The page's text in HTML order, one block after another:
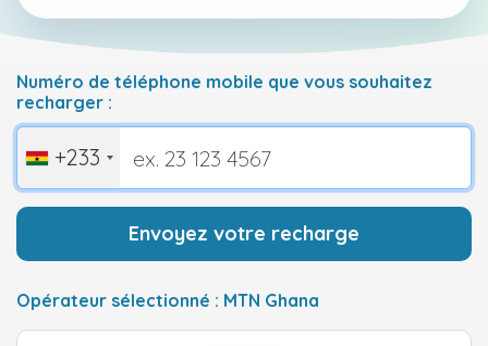
Numéro de téléphone mobile que vous souhaitez
recharger :
+233
Envoyez votre recharge
Opérateur sélectionné : MTN Ghana